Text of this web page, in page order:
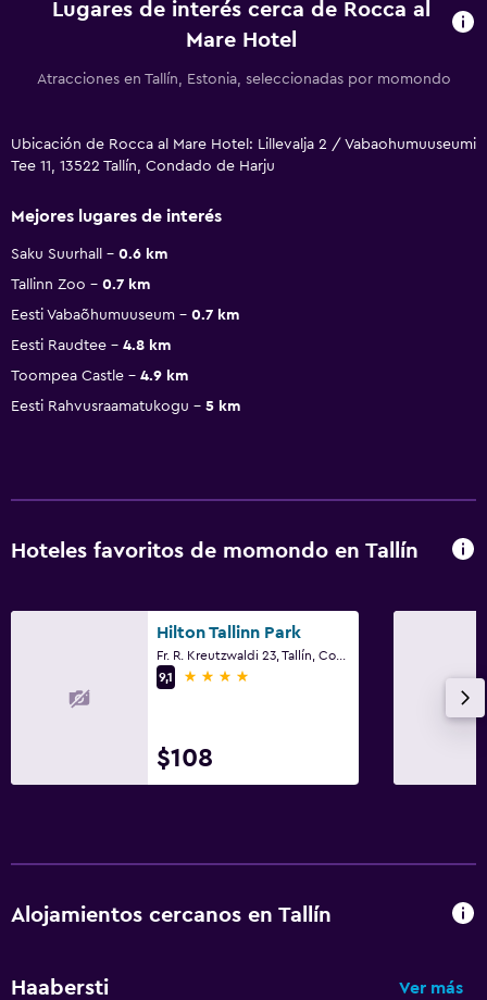
Lugares de interés cerca de Rocca al
Mare Hotel
Atracciones en Tallín, Estonia, seleccionadas por momondo
Ubicación de Rocca al Mare Hotel: Lillevalja 2 / Vabaohumuuseumi
Tee 11, 13522 Tallín, Condado de Harju
Mejores lugares de interés
Saku Suurhall
0.6 km
Tallinn Zoo
0.7 km
Eesti Vabaõhumuuseum
0.7 km
Eesti Raudtee
4.8 km
Toompea Castle
4.9 km
Eesti Rahvusraamatukogu
5 km
Hoteles favoritos de momondo en Tallín
Hilton Tallinn Park
9,1
4 estrellas
$108
Alojamientos cercanos en Tallín
Haabersti Ver más